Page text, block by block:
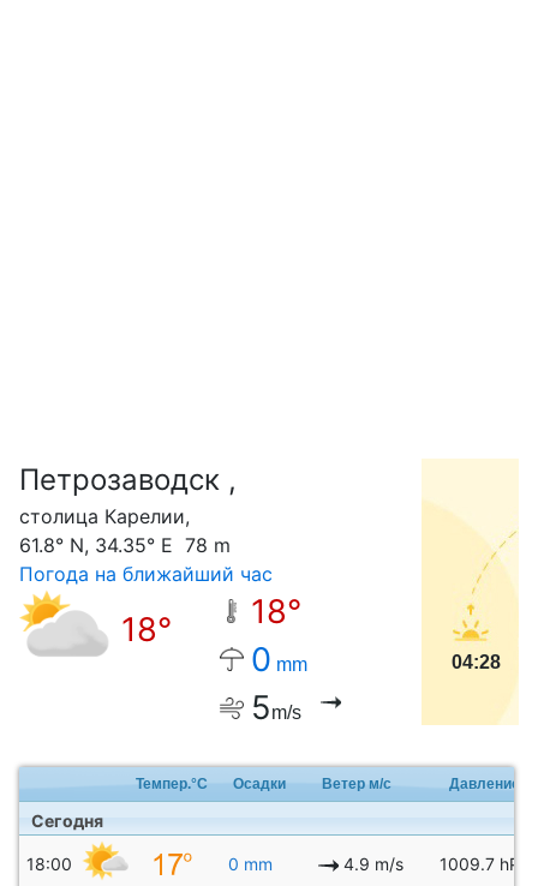
Петрозаводск ,
столица Карелии,
61.8° N, 34.35° E 78 m
Погода на ближайший час
18°
18°
0 mm
5m/s
04:28
Темпер.°C Осадки Ветер м/с Давление
Сегодня
18:00 0 mm 4.9 m/s 1009.7 hPa